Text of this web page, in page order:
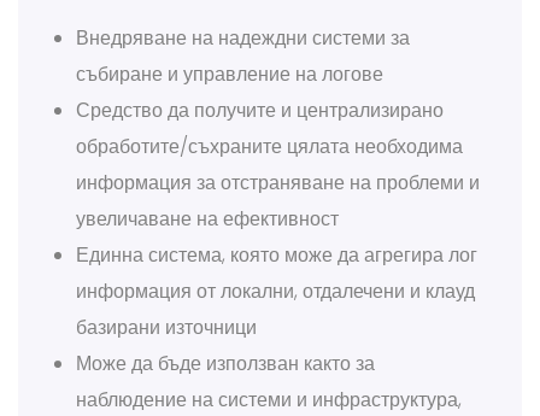
Внедряване на надеждни системи за
събиране и управление на логове
Средство да получите и централизирано
обработите/съхраните цялата необходима
информация за отстраняване на проблеми и
увеличаване на ефективност
Единна система, която може да агрегира лог
информация от локални, отдалечени и клауд
базирани източници
Може да бъде използван както за
наблюдение на системи и инфраструктура,